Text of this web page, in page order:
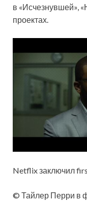
в «Исчезнувшей»,
проектах.
Netflix заключил
© Тайлер Перри в